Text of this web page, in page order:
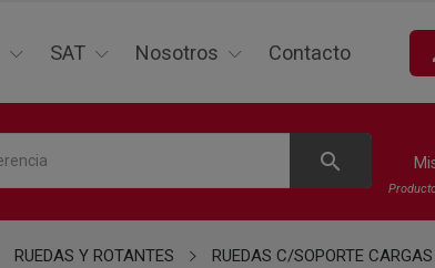
SAT Nosotros Contacto
search
RUEDAS Y ROTANTES
RUEDAS C/SOPORTE